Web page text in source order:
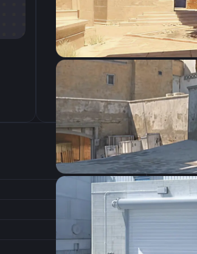
CSGO-VuQbX-Az6UZ-
800
1.4
1
6/11